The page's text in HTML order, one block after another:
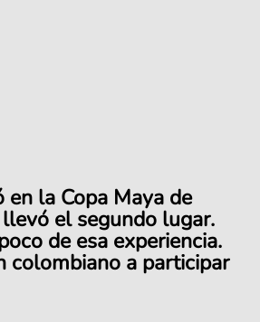
la Copa Maya de
el segundo lugar.
de esa experiencia.
colombiano a participar